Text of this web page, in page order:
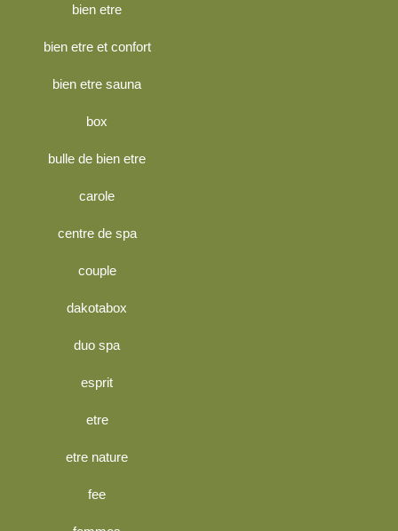
bien etre
bien etre et confort
bien etre sauna
box
bulle de bien etre
carole
centre de spa
couple
dakotabox
duo spa
esprit
etre
etre nature
fee